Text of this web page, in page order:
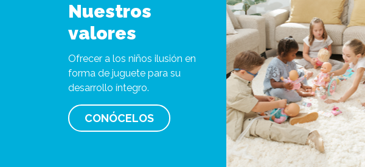
Nuestros
valores
Ofrecer a los niños ilusión en
forma de juguete para su
desarrollo íntegro.
CONÓCELOS